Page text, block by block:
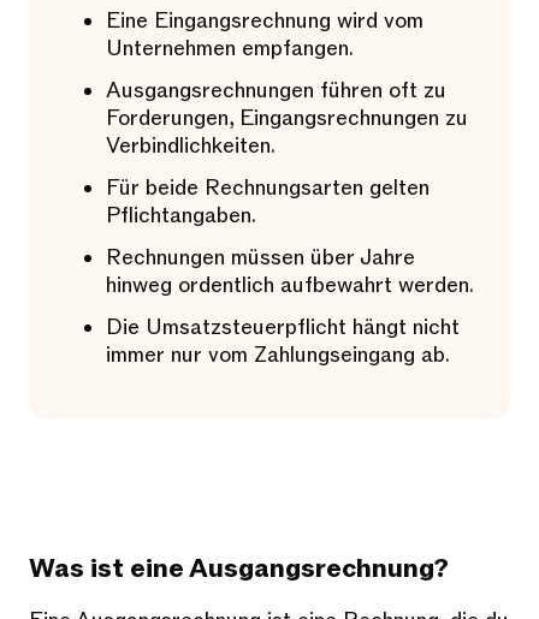
Eine Eingangsrechnung wird vom
Unternehmen empfangen.
Ausgangsrechnungen führen oft zu
Forderungen, Eingangsrechnungen zu
Verbindlichkeiten.
Für beide Rechnungsarten gelten
Pflichtangaben.
Rechnungen müssen über Jahre
hinweg ordentlich aufbewahrt werden.
Die Umsatzsteuerpflicht hängt nicht
immer nur vom Zahlungseingang ab.
Was ist eine Ausgangsrechnung?